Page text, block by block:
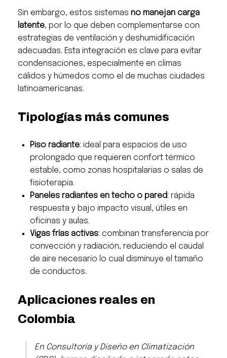
Sin embargo, estos sistemas no manejan carga
latente, por lo que deben complementarse con
estrategias de ventilación y deshumidificación
adecuadas. Esta integración es clave para evitar
condensaciones, especialmente en climas
cálidos y húmedos como el de muchas ciudades
latinoamericanas.
Tipologías más comunes
Piso radiante: ideal para espacios de uso
prolongado que requieren confort térmico
estable, como zonas hospitalarias o salas de
fisioterapia.
Paneles radiantes en techo o pared: rápida
respuesta y bajo impacto visual, útiles en
oficinas y aulas.
Vigas frías activas: combinan transferencia por
convección y radiación, reduciendo el caudal
de aire necesario lo cual disminuye el tamaño
de conductos.
Aplicaciones reales en
Colombia
En Consultoría y Diseño en Climatización